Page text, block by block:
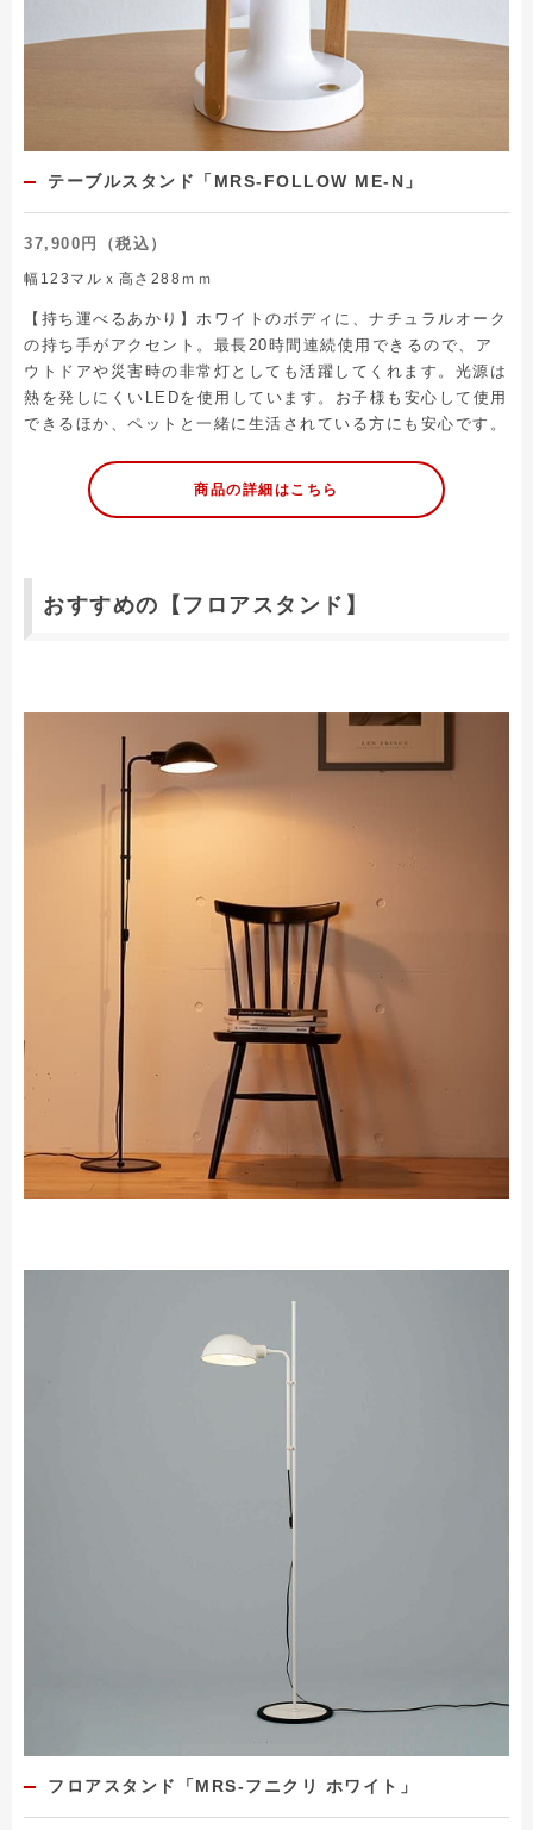
テーブルスタンド「MRS-FOLLOW ME-N」
37,900円（税込）
幅123マルｘ高さ288ｍｍ
【持ち運べるあかり】ホワイトのボディに、ナチュラルオーク
の持ち手がアクセント。最長20時間連続使用できるので、ア
ウトドアや災害時の非常灯としても活躍してくれます。光源は
熱を発しにくいLEDを使用しています。お子様も安心して使用
できるほか、ペットと一緒に生活されている方にも安心です。
商品の詳細はこちら
おすすめの【フロアスタンド】
フロアスタンド「MRS-フニクリ ホワイト」